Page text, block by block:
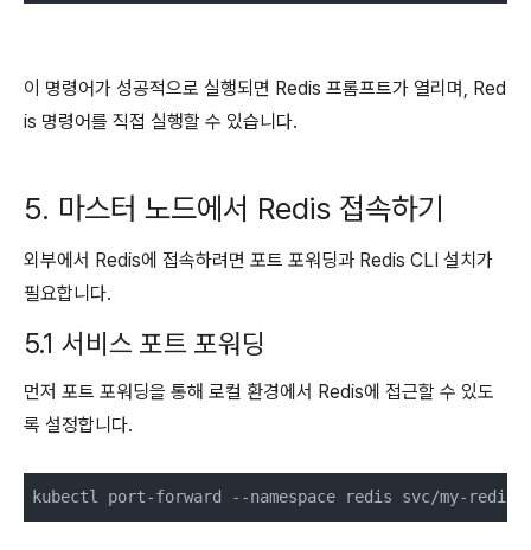
이 명령어가 성공적으로 실행되면 Redis 프롬프트가 열리며, Red
is 명령어를 직접 실행할 수 있습니다.
5. 마스터 노드에서 Redis 접속하기
외부에서 Redis에 접속하려면 포트 포워딩과 Redis CLI 설치가
필요합니다.
5.1 서비스 포트 포워딩
먼저 포트 포워딩을 통해 로컬 환경에서 Redis에 접근할 수 있도
록 설정합니다.
kubectl port-forward --namespace redis svc/my-redis-